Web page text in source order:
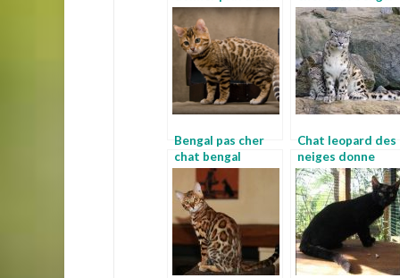
bengal
en appartement
Bengal pas cher
chat bengal
lorraine
Chat leopard des
neiges donne
chaton bengal